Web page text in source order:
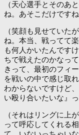
（天心選手とそのあ
ね。あそこだけですね
（笑顔も見せていた
ね。本当、戦ってて
も何人かいたんです
ちで戦えたのかなっ
きって、最初のフィ
を戦いの中で感じ取
わからないですけど
い殴り合いたいな』
（それはリングに上
って呼応してくれる